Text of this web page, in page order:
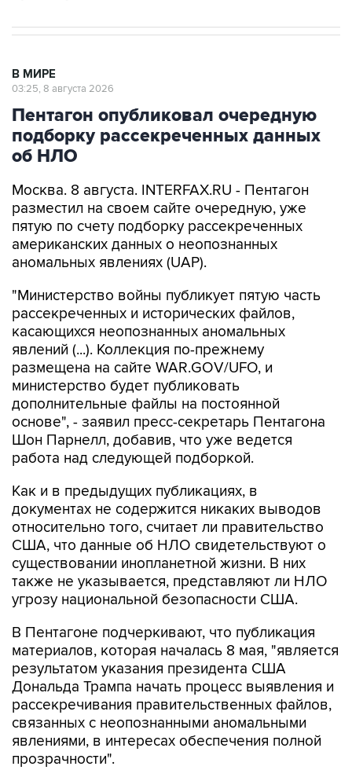
В МИРЕ
03:25, 8 августа 2026
Пентагон опубликовал очередную
подборку рассекреченных данных
об НЛО
Москва. 8 августа. INTERFAX.RU - Пентагон
разместил на своем сайте очередную, уже
пятую по счету подборку рассекреченных
американских данных о неопознанных
аномальных явлениях (UAP).
"Министерство войны публикует пятую часть
рассекреченных и исторических файлов,
касающихся неопознанных аномальных
явлений (...). Коллекция по-прежнему
размещена на сайте WAR.GOV/UFO, и
министерство будет публиковать
дополнительные файлы на постоянной
основе", - заявил пресс-секретарь Пентагона
Шон Парнелл, добавив, что уже ведется
работа над следующей подборкой.
Как и в предыдущих публикациях, в
документах не содержится никаких выводов
относительно того, считает ли правительство
США, что данные об НЛО свидетельствуют о
существовании инопланетной жизни. В них
также не указывается, представляют ли НЛО
угрозу национальной безопасности США.
В Пентагоне подчеркивают, что публикация
материалов, которая началась 8 мая, "является
результатом указания президента США
Дональда Трампа начать процесс выявления и
рассекречивания правительственных файлов,
связанных с неопознанными аномальными
явлениями, в интересах обеспечения полной
прозрачности".